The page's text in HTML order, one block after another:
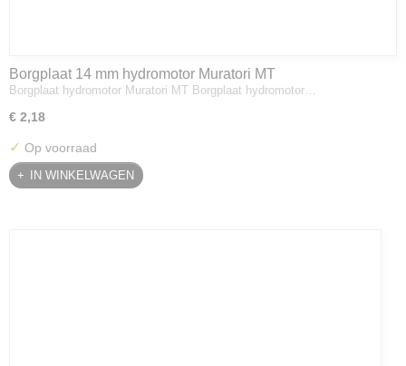
Borgplaat 14 mm hydromotor Muratori MT
Borgplaat hydromotor Muratori MT Borgplaat hydromotor…
€ 2,18
✓ Op voorraad
IN WINKELWAGEN